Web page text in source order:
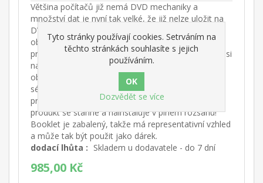
Většina počítačů již nemá DVD mechaniky a
množství dat je nyní tak velké, že již nelze uložit na
DVD. Nové brožury (booklety) ChessBase proto
obsahují aktivační kód, který lze použít ke stažení
produktu. Kdokoli, kdo rád sbírá, archivuje a ukládá si
naše produkty, může v tomto pokračovat neboť
obdrží krásně zpracované brožury s vytištěným
sériovým číslem. Poté si stáhnete nový instalační
program produktu ChessBase, zadáte číslo a
produkt se stáhne a nainstaluje v plném rozsahu!
Booklet je zabalený, takže má representativní vzhled
a může tak být použit jako dárek.
dodací lhůta : Skladem u dodavatele - do 7 dní
985,00 Kč
Tyto stránky používají cookies. Setrváním na
těchto stránkách souhlasíte s jejich
používáním.
Dozvědět se více